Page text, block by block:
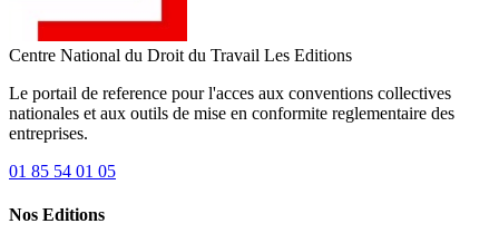
Centre National du Droit du Travail Les Editions
Le portail de reference pour l'acces aux conventions collectives
nationales et aux outils de mise en conformite reglementaire des
entreprises.
01 85 54 01 05
Nos Editions